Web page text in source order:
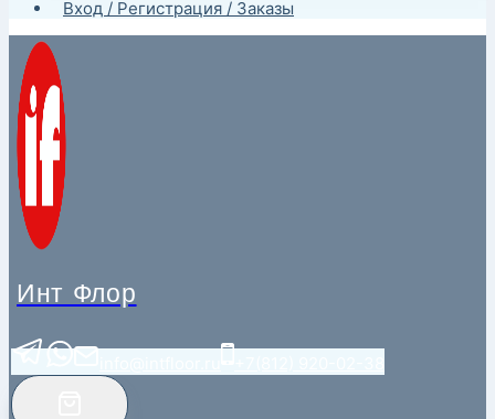
Вход / Регистрация / Заказы
Инт Флор